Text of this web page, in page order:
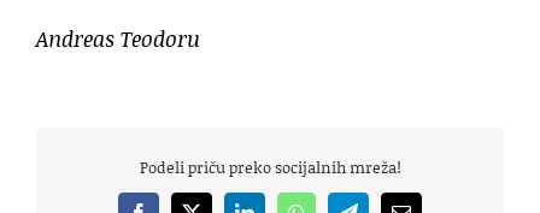
Andreas Teodoru
Podeli priču preko socijalnih mreža!